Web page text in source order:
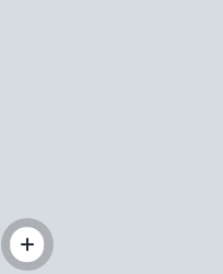
weitergeleitet werden?